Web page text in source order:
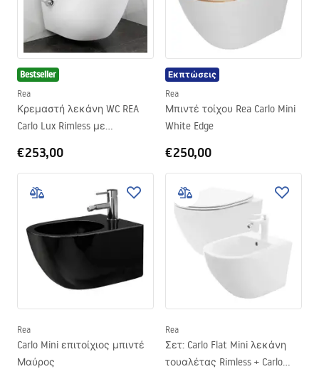
μπάνιου μπορεί εύκολα να κλείσει κανείς, αποτρέποντας
έτσι τη διασπορά μικροοργανισμών και δυσάρεστων
οσμών.
Bestseller
Rea
Κρεμαστή λεκάνη WC REA
Carlo Lux Rimless με
€253,00
Εκπτώσεις
Rea
Μπιντέ τοίχου Rea Carlo Mini
White Edge
€250,00
Rea
Carlo Mini επιτοίχιος μπιντέ
Μαύρος
Rea
Σετ: Carlo Flat Mini λεκάνη
τουαλέτας Rimless + Carlo